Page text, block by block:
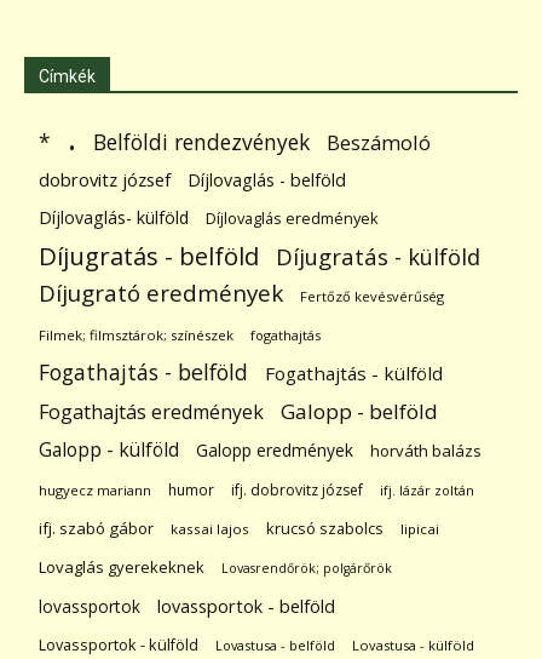
Címkék
* . Belföldi rendezvények Beszámoló
dobrovitz józsef
Díjlovaglás - belföld
Díjlovaglás- külföld
Díjlovaglás eredmények
Díjugratás - belföld Díjugratás - külföld
Díjugrató eredmények Fertőző kevésvérűség
Filmek; filmsztárok; színészek fogathajtás
Fogathajtás - belföld Fogathajtás - külföld
Fogathajtás eredmények Galopp - belföld
Galopp - külföld Galopp eredmények horváth balázs
hugyecz mariann humor ifj. dobrovitz józsef ifj. lázár zoltán
ifj. szabó gábor kassai lajos krucsó szabolcs lipicai
Lovaglás gyerekeknek Lovasrendőrök; polgárőrök
lovassportok lovassportok - belföld
Lovassportok - külföld Lovastusa - belföld Lovastusa - külföld